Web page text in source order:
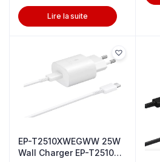
Lire la suite
EP-T2510XWEGWW 25W
Wall Charger EP-T2510X